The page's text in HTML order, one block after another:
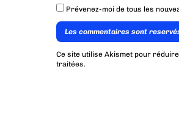
Prévenez-moi de tous les
Les commentaires sont
Ce site utilise Akismet pour
traitées.